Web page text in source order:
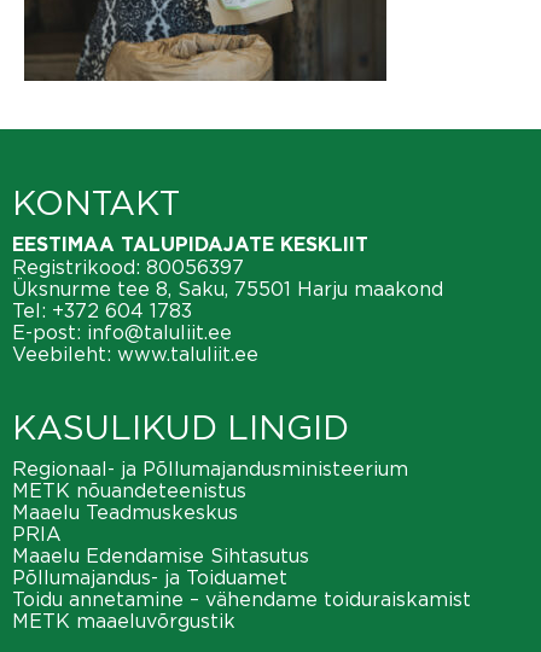
KONTAKT
EESTIMAA TALUPIDAJATE KESKLIIT
Registrikood: 80056397
Üksnurme tee 8, Saku, 75501 Harju maakond
Tel: +372 604 1783
E-post: info@taluliit.ee
Veebileht: www.taluliit.ee
KASULIKUD LINGID
Regionaal- ja Põllumajandusministeerium
METK nõuandeteenistus
Maaelu Teadmuskeskus
PRIA
Maaelu Edendamise Sihtasutus
Põllumajandus- ja Toiduamet
Toidu annetamine – vähendame toiduraiskamist
METK maaeluvõrgustik